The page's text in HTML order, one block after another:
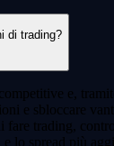
di trading?
e,
e sbloccare
fare trading,
lo spread più